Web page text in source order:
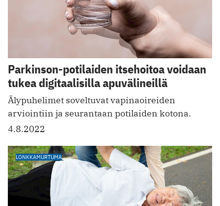
Parkinson-potilaiden itsehoitoa voidaan
tukea digitaalisilla apuvälineillä
Älypuhelimet soveltuvat vapinaoireiden
arviointiin ja seurantaan potilaiden kotona.
4.8.2022
LONKKAMURTUMA